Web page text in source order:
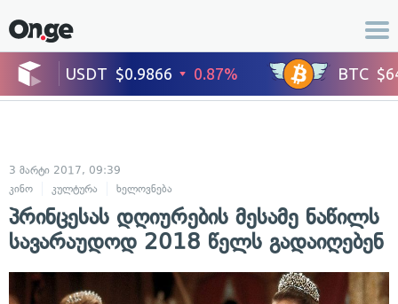
3 მარტი 2017, 09:39
კინო
კულტურა ხელოვნება
პრინცესას დღიურების მესამე ნაწილს
სავარაუდოდ 2018 წელს გადაიღებენ